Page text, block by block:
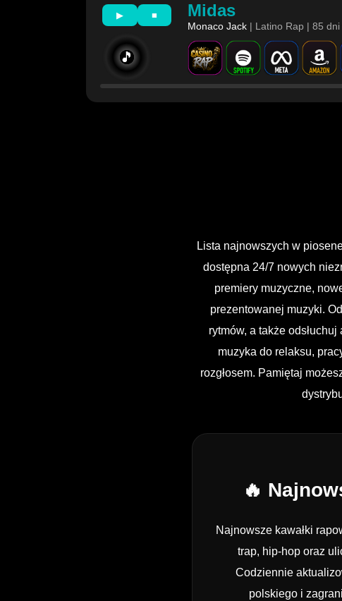
▶ ■
🎵
Midas
Monaco Jack | Latino Rap | 85 dni
Lista najnowszych w
dostępna 24/7 nowych
premiery muzyczne,
prezentowanej muzyki.
rytmów, a także
muzyka do relaksu,
rozgłosem. Pamiętaj
🔥
Najnowsze kawałki
trap, hip-hop oraz
Codziennie
polskiego i